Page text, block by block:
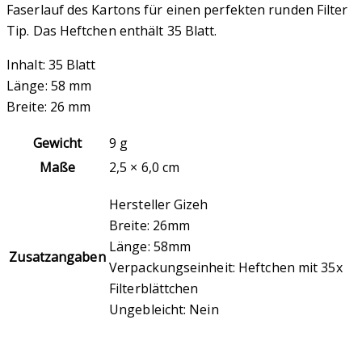
Faserlauf des Kartons für einen perfekten runden Filter
Tip. Das Heftchen enthält 35 Blatt.
Inhalt: 35 Blatt
Länge: 58 mm
Breite: 26 mm
Gewicht
9 g
Maße
2,5 × 6,0 cm
Zusatzangaben
Hersteller Gizeh
Breite: 26mm
Länge: 58mm
Verpackungseinheit: Heftchen mit 35x
Filterblättchen
Ungebleicht: Nein